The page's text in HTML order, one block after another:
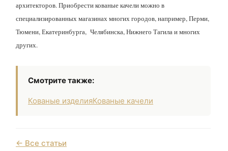
архитекторов. Приобрести кованые качели можно в
специализированных магазинах многих городов, например, Перми,
Тюмени, Екатеринбурга, Челябинска, Нижнего Тагила и многих
других.
Смотрите также:
Кованые изделияКованые качели
← Все статьи